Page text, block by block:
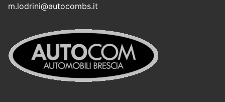
m.lodrini@autocombs.it